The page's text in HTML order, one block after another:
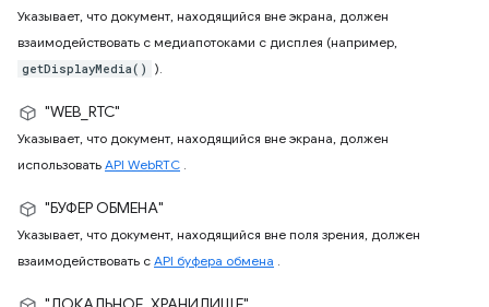
Указывает, что документ, находящийся вне экрана, должен
взаимодействовать с медиапотоками с дисплея (например,
getDisplayMedia() ).
"WEB_RTC"
Указывает, что документ, находящийся вне экрана, должен
использовать API WebRTC .
"БУФЕР ОБМЕНА"
Указывает, что документ, находящийся вне поля зрения, должен
взаимодействовать с API буфера обмена .